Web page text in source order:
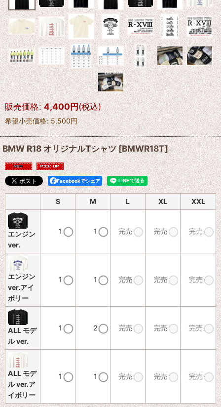
販売価格: 4,400円(税込)
希望小売価格: 5,500円
BMW R18 オリジナルTシャツ[BMWR18T]
Facebookでシェア
S M L XL XXL
エンジン
ver.
1 1 完売 完売 完売
エンジン
ver.アイ
ボリー
1 1 完売 完売 完売
ALL モデ
ル ver.
1 2 完売 完売 完売
ALL モデ
ル ver.ア
イボリー
1 1 完売 完売 完売